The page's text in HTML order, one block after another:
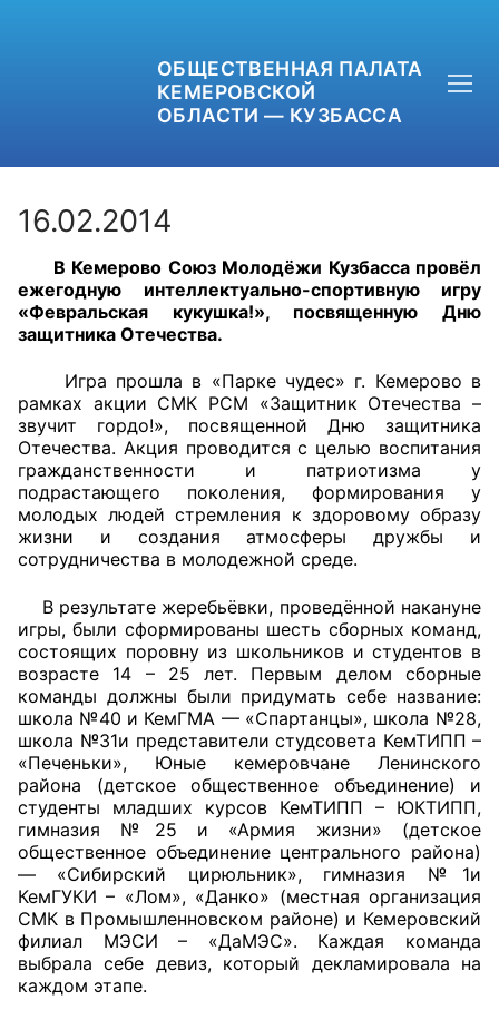
ОБЩЕСТВЕННАЯ ПАЛАТА
КЕМЕРОВСКОЙ
ОБЛАСТИ — КУЗБАССА
+7 (3842) 58-82-40
OPKO42@BK.RU
ОБРАТНАЯ СВЯЗЬ
Главная
Общественные советы при территориальных
органах федеральных органов
исполнительной власти
Общественные советы по проведению
независимой оценки качества условий
оказания услуг
О Палате
Структура Палаты
Комиссии
Экспертный совет ОП КО
16.02.2014
В Кемерово Союз Молодёжи Кузбасса провёл
ежегодную интеллектуально-спортивную игру
«Февральская кукушка!», посвященную Дню
защитника Отечества.
Игра прошла в «Парке чудес» г. Кемерово в
рамках акции СМК РСМ «Защитник Отечества –
звучит гордо!», посвященной Дню защитника
Отечества. Акция проводится с целью воспитания
гражданственности и патриотизма у
подрастающего поколения, формирования у
молодых людей стремления к здоровому образу
жизни и создания атмосферы дружбы и
сотрудничества в молодежной среде.
В результате жеребьёвки, проведённой накануне
игры, были сформированы шесть сборных команд,
состоящих поровну из школьников и студентов в
возрасте 14 – 25 лет. Первым делом сборные
команды должны были придумать себе название:
школа №40 и КемГМА — «Спартанцы», школа №28,
школа №31и представители студсовета КемТИПП –
«Печеньки», Юные кемеровчане Ленинского
района (детское общественное объединение) и
студенты младших курсов КемТИПП – ЮКТИПП,
гимназия №25 и «Армия жизни» (детское
общественное объединение центрального района)
— «Сибирский цирюльник», гимназия №1и
КемГУКИ – «Лом», «Данко» (местная организация
СМК в Промышленновском районе) и Кемеровский
филиал МЭСИ – «ДаМЭС». Каждая команда
выбрала себе девиз, который декламировала на
каждом этапе.